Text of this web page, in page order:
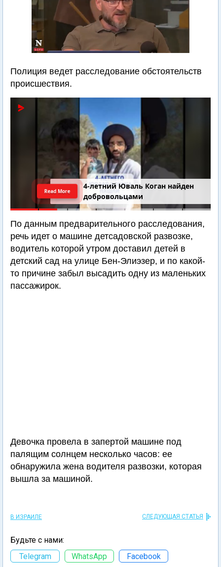
Полиция ведет расследование обстоятельств
происшествия.
4-летний Юваль Коган найден
добровольцами
Read More
По данным предварительного расследования,
речь идет о машине детсадовской развозке,
водитель которой утром доставил детей в
детский сад на улице Бен-Элиэзер, и по какой-
то причине забыл высадить одну из маленьких
пассажирок.
Девочка провела в запертой машине под
палящим солнцем несколько часов: ее
обнаружила жена водителя развозки, которая
вышла за машиной.
В ИЗРАИЛЕ СЛЕДУЮЩАЯ СТАТЬЯ
Будьте с нами:
Telegram
WhatsApp Facebook